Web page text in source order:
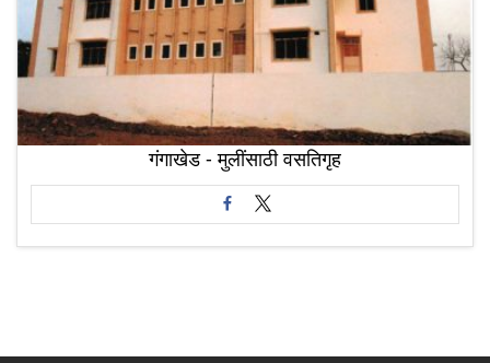
गंगाखेड - मुलींसाठी वसतिगृह